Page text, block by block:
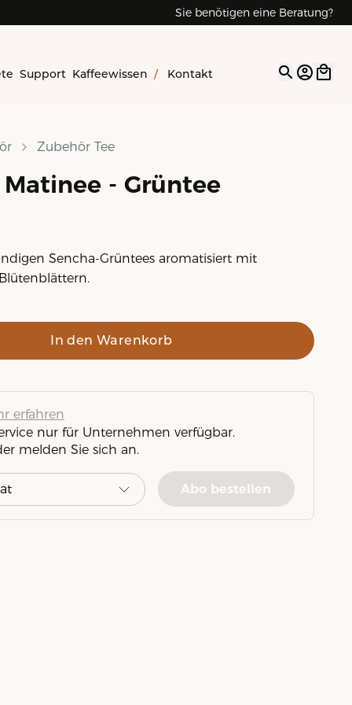
Sie benötigen eine Beratung?
Support Kaffeewissen / Kontakt Open
Zubehör Tee
- Grüntee
Sencha-Grüntees aromatisiert mit
In den Warenkorb
erfahren
nur für Unternehmen verfügbar.
melden Sie sich an.
Abo bestellen